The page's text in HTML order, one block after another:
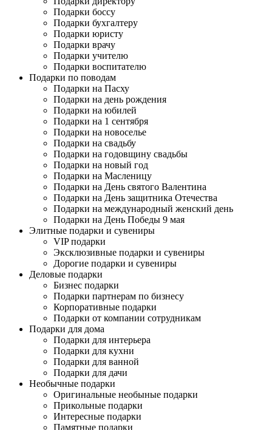
Подарки боссу
Подарки бухгалтеру
Подарки юристу
Подарки врачу
Подарки учителю
Подарки воспитателю
Подарки по поводам
Подарки на Пасху
Подарки на день рождения
Подарки на юбилей
Подарки на 1 сентября
Подарки на новоселье
Подарки на свадьбу
Подарки на годовщину свадьбы
Подарки на новый год
Подарки на Масленицу
Подарки на День святого Валентина
Подарки на День защитника Отечества
Подарки на международный женский день
Подарки на День Победы 9 мая
Элитные подарки и сувениры
VIP подарки
Эксклюзивные подарки и сувениры
Дорогие подарки и сувениры
Деловые подарки
Бизнес подарки
Подарки партнерам по бизнесу
Корпоративные подарки
Подарки от компании сотрудникам
Подарки для дома
Подарки для интерьера
Подарки для кухни
Подарки для ванной
Подарки для дачи
Необычные подарки
Оригинальные необыные подарки
Прикольные подарки
Интересные подарки
Памятные подарки